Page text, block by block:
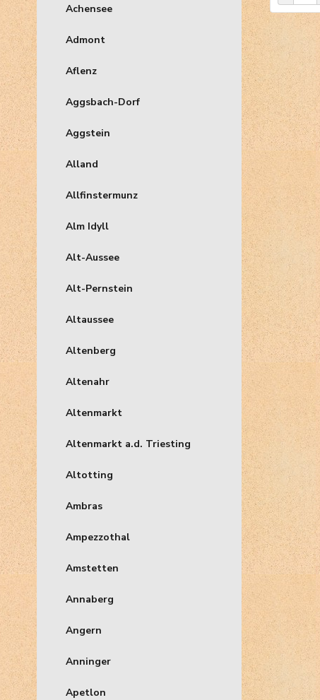
Achensee
Admont
Aflenz
Aggsbach-Dorf
Aggstein
Alland
Allfinstermunz
Alm Idyll
Alt-Aussee
Alt-Pernstein
Altaussee
Altenberg
Altenahr
Altenmarkt
Altenmarkt a.d. Triesting
Altotting
Ambras
Ampezzothal
Amstetten
Annaberg
Angern
Anninger
Apetlon